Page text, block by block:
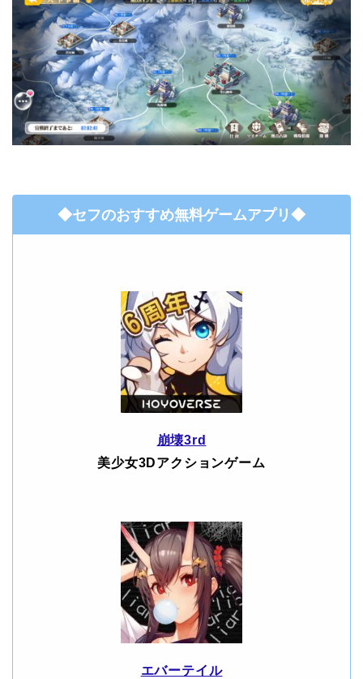
◆セフのおすすめ無料ゲームアプリ◆
崩壊3rd
美少女3Dアクションゲーム
エバーテイル